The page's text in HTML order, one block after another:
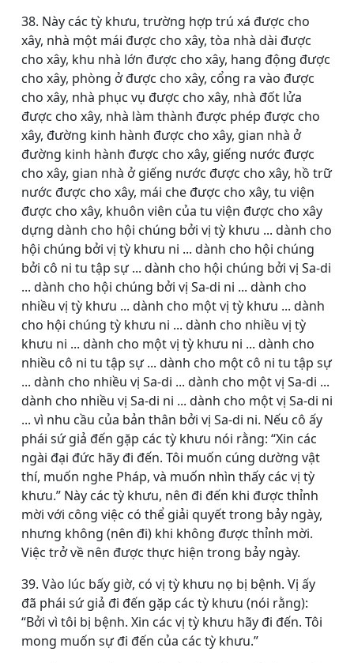
38. Này các tỳ khưu, trường hợp trú xá được cho
xây, nhà một mái được cho xây, tòa nhà dài được
cho xây, khu nhà lớn được cho xây, hang động được
cho xây, phòng ở được cho xây, cổng ra vào được
cho xây, nhà phục vụ được cho xây, nhà đốt lửa
được cho xây, nhà làm thành được phép được cho
xây, đường kinh hành được cho xây, gian nhà ở
đường kinh hành được cho xây, giếng nước được
cho xây, gian nhà ở giếng nước được cho xây, hồ trữ
nước được cho xây, mái che được cho xây, tu viện
được cho xây, khuôn viên của tu viện được cho xây
dựng dành cho hội chúng bởi vị tỳ khưu ... dành cho
hội chúng bởi vị tỳ khưu ni ... dành cho hội chúng
bởi cô ni tu tập sự ... dành cho hội chúng bởi vị Sa-di
... dành cho hội chúng bởi vị Sa-di ni ... dành cho
nhiều vị tỳ khưu ... dành cho một vị tỳ khưu ... dành
cho hội chúng tỳ khưu ni ... dành cho nhiều vị tỳ
khưu ni ... dành cho một vị tỳ khưu ni ... dành cho
nhiều cô ni tu tập sự ... dành cho một cô ni tu tập sự
... dành cho nhiều vị Sa-di ... dành cho một vị Sa-di ...
dành cho nhiều vị Sa-di ni ... dành cho một vị Sa-di ni
... vì nhu cầu của bản thân bởi vị Sa-di ni. Nếu cô ấy
phái sứ giả đến gặp các tỳ khưu nói rằng: “Xin các
ngài đại đức hãy đi đến. Tôi muốn cúng dường vật
thí, muốn nghe Pháp, và muốn nhìn thấy các vị tỳ
khưu.” Này các tỳ khưu, nên đi đến khi được thỉnh
mời với công việc có thể giải quyết trong bảy ngày,
nhưng không (nên đi) khi không được thỉnh mời.
Việc trở về nên được thực hiện trong bảy ngày.
39. Vào lúc bấy giờ, có vị tỳ khưu nọ bị bệnh. Vị ấy
đã phái sứ giả đi đến gặp các tỳ khưu (nói rằng):
“Bởi vì tôi bị bệnh. Xin các vị tỳ khưu hãy đi đến. Tôi
mong muốn sự đi đến của các tỳ khưu.”